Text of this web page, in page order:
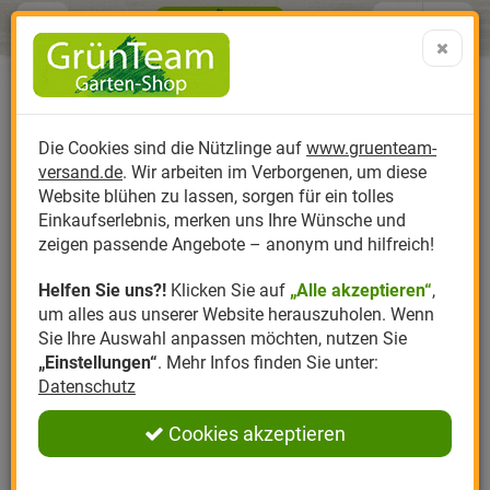
Produktkatalog
Anzucht
Dünger
Erde
Kompost
Pflanzenstärkung
Nützlinge Nützlinge gegen
Nützlingsarten
Nützlingsförderung
Nützlingszubehör
Hersteller
Biplantol
Felco
Gloria
Greenfield
Romberg
Themenwelt
Gemüsegarten
Rasen
Rosen
Ziergarten
Kräutergarten
Ratgeber
Aktuelle Themen
Schädlinge aktuell
Angebote
Sparsets / Set-
Angebote
0 ARTIKEL IM WARENKORB
Ergebnisse () Fertig
Menü Search
Die Cookies sind die Nützlinge auf www.gruenteam-
versand.de. Wir arbeiten im Verborgenen, um diese
Website blühen zu lassen, sorgen für ein tolles
Einkaufserlebnis, merken uns Ihre Wünsche und
zeigen passende Angebote – anonym und hilfreich!
Helfen Sie uns?! Klicken Sie auf „Alle akzeptieren“,
um alles aus unserer Website herauszuholen. Wenn
Sie Ihre Auswahl anpassen möchten, nutzen Sie
„Einstellungen“. Mehr Infos finden Sie unter:
Datenschutz
Cookies akzeptieren